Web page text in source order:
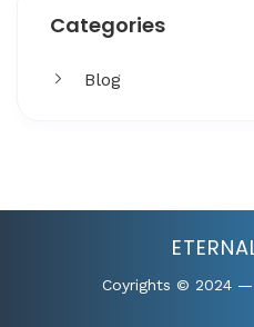
Categories
Blog
Coyrights © 2024 —